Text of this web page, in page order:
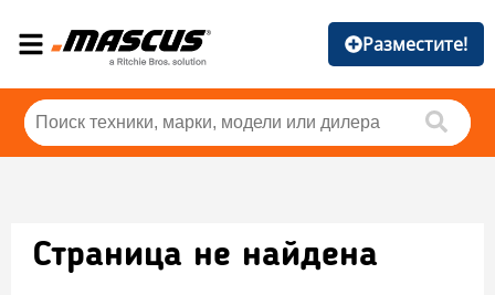
Разместите!
Страница не найдена